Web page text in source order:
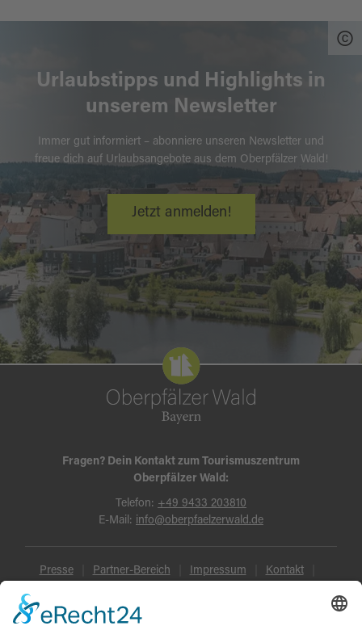
Urlaubstipps und Highlights in
unserem Newsletter
Immer gut informiert – abonniere unseren Newsletter und
freue dich auf Urlaubsangebote aus dem Oberpfälzer Wald!
Jetzt anmelden!
Fragen? Dein Kontakt zum Tourismuszentrum
Oberpfälzer Wald:
Telefon: +49 9433 203810
E-Mail: info@oberpfaelzerwald.de
Presse Partner-Bereich Impressum Kontakt
Datenschutz